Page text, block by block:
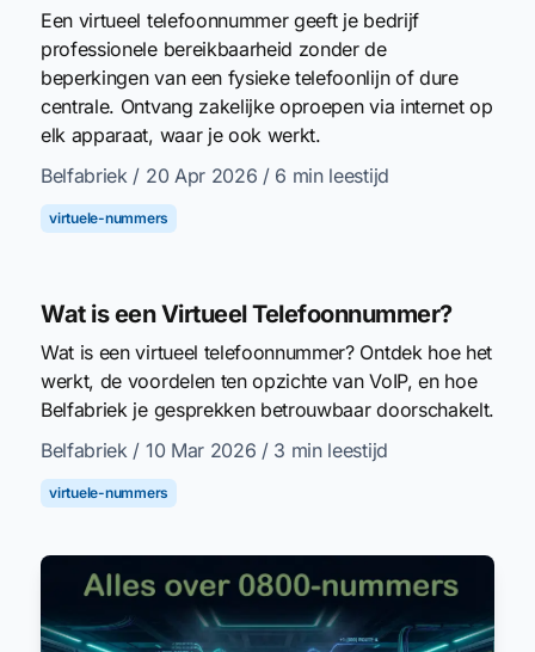
Een virtueel telefoonnummer geeft je bedrijf
professionele bereikbaarheid zonder de
beperkingen van een fysieke telefoonlijn of dure
centrale. Ontvang zakelijke oproepen via internet op
elk apparaat, waar je ook werkt.
Belfabriek / 20 Apr 2026 / 6 min leestijd
virtuele-nummers
Wat is een Virtueel Telefoonnummer?
Wat is een virtueel telefoonnummer? Ontdek hoe het
werkt, de voordelen ten opzichte van VoIP, en hoe
Belfabriek je gesprekken betrouwbaar doorschakelt.
Belfabriek / 10 Mar 2026 / 3 min leestijd
virtuele-nummers